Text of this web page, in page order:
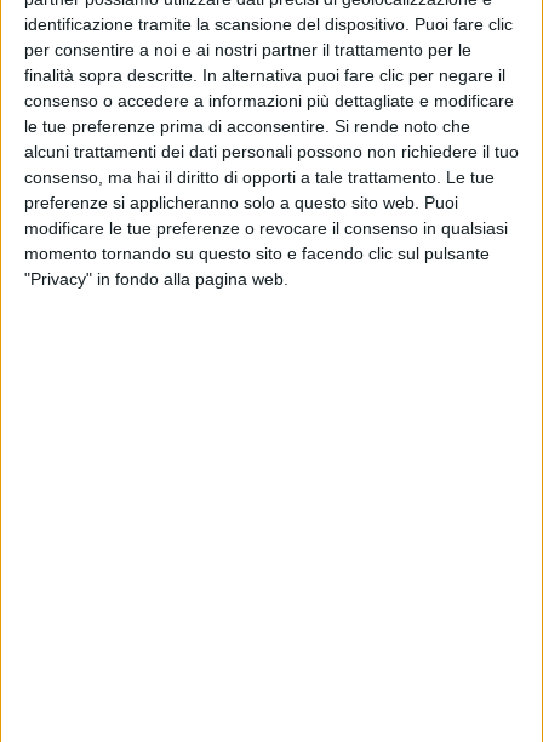
identificazione tramite la scansione del dispositivo. Puoi fare clic
per consentire a noi e ai nostri partner il trattamento per le
finalità sopra descritte. In alternativa puoi fare clic per negare il
consenso o accedere a informazioni più dettagliate e modificare
le tue preferenze prima di acconsentire. Si rende noto che
alcuni trattamenti dei dati personali possono non richiedere il tuo
consenso, ma hai il diritto di opporti a tale trattamento. Le tue
preferenze si applicheranno solo a questo sito web. Puoi
modificare le tue preferenze o revocare il consenso in qualsiasi
momento tornando su questo sito e facendo clic sul pulsante
"Privacy" in fondo alla pagina web.